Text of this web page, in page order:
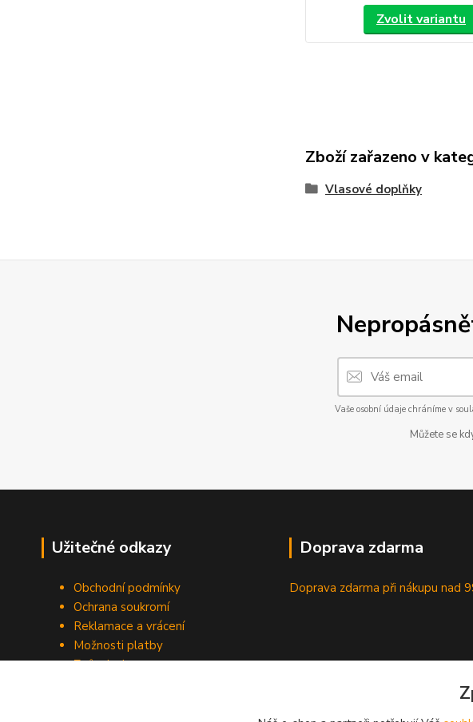
Zvolit variantu
Zboží zařazeno v
Vlasové doplňky
Vaše osobní údaje chráníme v
Můžete se
Užitečné odkazy
Obchodní podmínky
Ochrana soukromí
Reklamace a vrácení
Možnosti platby
Způsob dopravy
Doprava zdarma
Doprava zdarma při nákupu nad